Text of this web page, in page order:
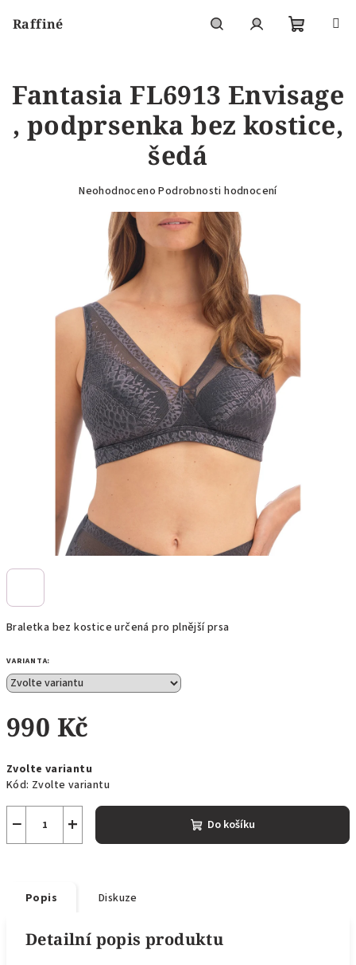
Raffiné
košík
Braletka bez kostice určená pro plnější prsa
VARIANTA:
990 Kč
cena:
Zvolte variantu
Kód: Zvolte variantu
+
− Do košíku
Fantasia FL6913 Envisage
, podprsenka bez kostice,
šedá
Průměrné
produktu
hvězdiček.
Neohodnoceno Podrobnosti hodnocení
Popis Diskuze
Detailní popis produktu